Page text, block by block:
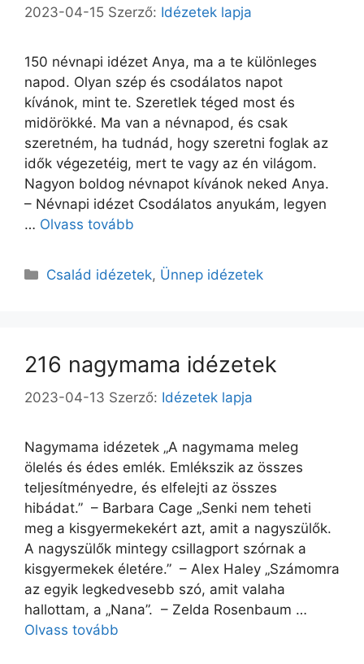
2023-04-15 Szerző: Idézetek lapja
150 névnapi idézet Anya, ma a te különleges
napod. Olyan szép és csodálatos napot
kívánok, mint te. Szeretlek téged most és
midörökké. Ma van a névnapod, és csak
szeretném, ha tudnád, hogy szeretni foglak az
idők végezetéig, mert te vagy az én világom.
Nagyon boldog névnapot kívánok neked Anya.
– Névnapi idézet Csodálatos anyukám, legyen
… Olvass tovább
Kategória
Család idézetek, Ünnep idézetek
216 nagymama idézetek
2023-04-13 Szerző: Idézetek lapja
Nagymama idézetek „A nagymama meleg
ölelés és édes emlék. Emlékszik az összes
teljesítményedre, és elfelejti az összes
hibádat.” – Barbara Cage „Senki nem teheti
meg a kisgyermekekért azt, amit a nagyszülők.
A nagyszülők mintegy csillagport szórnak a
kisgyermekek életére.” – Alex Haley „Számomra
az egyik legkedvesebb szó, amit valaha
hallottam, a „Nana”. – Zelda Rosenbaum …
Olvass tovább